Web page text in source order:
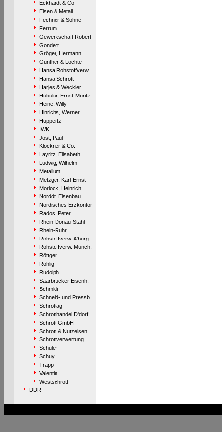
Eckhardt & Co
Eisen & Metall
Fechner & Söhne
Ferrum
Gewerkschaft Robert
Gondert
Gröger, Hermann
Günther & Lochte
Hansa Rohstoffverw.
Hansa Schrott
Harjes & Weckler
Hebeler, Ernst-Moritz
Heine, Willy
Hinrichs, Werner
Huppertz
IWK
Jost, Paul
Klöckner & Co.
Layritz, Elisabeth
Ludwig, Wilhelm
Metallum
Metzger, Karl-Ernst
Morlock, Heinrich
Norddt. Eisenbau
Nordisches Erzkontor
Rados, Peter
Rhein-Donau-Stahl
Rhein-Ruhr
Rohstoffverw. A'burg
Rohstoffverw. Münch.
Röttger
Röhlig
Rudolph
Saarbrücker Eisenh.
Schmidt
Schneid- und Pressb.
Schrottag
Schrotthandel D'dorf
Schrott GmbH
Schrott & Nutzeisen
Schrottverwertung
Schuler
Schuy
Trapp
Valentin
Westschrott
DDR